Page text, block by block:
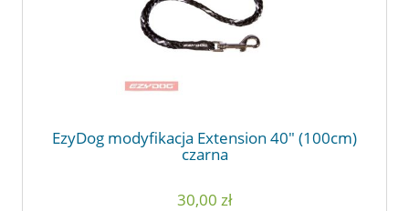
EzyDog modyfikacja Extension 40" (100cm)
czarna
30,00 zł